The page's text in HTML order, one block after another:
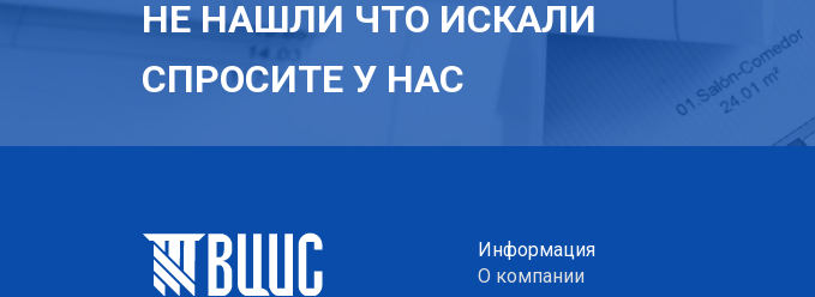
НЕ НАШЛИ ЧТО ИСКАЛИ
СПРОСИТЕ У НАС
Информация
О компании